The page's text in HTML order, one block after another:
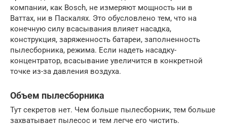
компании, как Bosch, не измеряют мощность ни в
Ваттах, ни в Паскалях. Это обусловлено тем, что на
конечную силу всасывания влияет насадка,
конструкция, заряженность батареи, заполненность
пылесборника, режима. Если надеть насадку-
концентратор, всасывание увеличится в конкретной
точке из-за давления воздуха.
Объем пылесборника
Тут секретов нет. Чем больше пылесборник, тем больше
захватывает пылесос и тем легче его чистить.